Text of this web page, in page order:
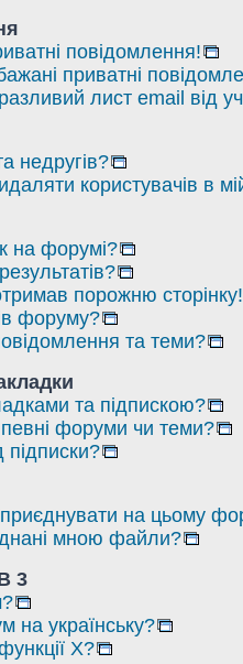
повідомлення!
приватні
лист email від
недругів?
користувачів в
на форумі?
порожню сторінку!
форуму?
та теми?
та підпискою?
форуми чи теми?
підписки?
на цьому
мною файли?
3
на українську?
X?